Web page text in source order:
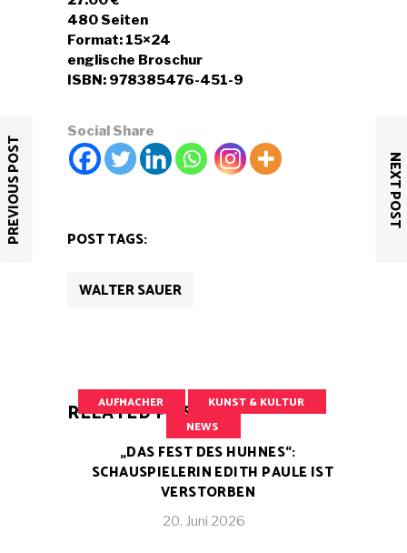
480 Seiten
Format: 15×24
englische Broschur
ISBN: 978385476-451-9
Social Share
POST TAGS:
WALTER SAUER
PREVIOUS POST NEXT POST
RELATED POSTS
AUFMACHER
KUNST & KULTUR
NEWS
„DAS FEST DES HUHNES“:
SCHAUSPIELERIN EDITH PAULE IST
VERSTORBEN
20. Juni 2026